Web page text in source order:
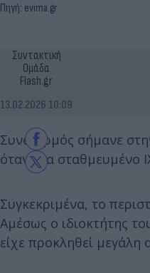
Πηγή: evima.gr
Συντακτική
Ομάδα
Flash.gr
13.02.2026 10:09
Συναγερμός σήμανε
όταν ένα σταθμευμένο
Συγκεκριμένα, το
Αμέσως ο ιδιοκτήτης
είχε προκληθεί μεγάλη